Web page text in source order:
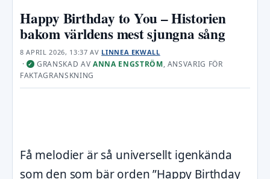
Happy Birthday to You – Historien
bakom världens mest sjungna sång
8 APRIL 2026, 13:37 AV LINNEA EKWALL
· ✓ GRANSKAD AV ANNA ENGSTRÖM, ANSVARIG FÖR
FAKTAGRANSKNING
Få melodier är så universellt igenkända
som den som bär orden ”Happy Birthday